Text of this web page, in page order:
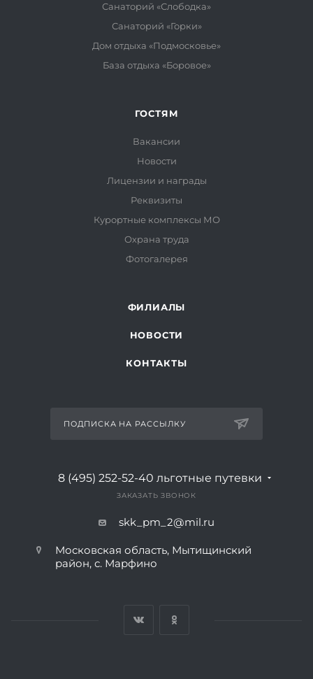
Санаторий «Слободка»
Санаторий «Горки»
Дом отдыха «Подмосковье»
База отдыха «Боровое»
ГОСТЯМ
Вакансии
Новости
Лицензии и награды
Реквизиты
Курортные комплексы МО
Охрана труда
Фотогалерея
ФИЛИАЛЫ
НОВОСТИ
КОНТАКТЫ
ПОДПИСКА НА РАССЫЛКУ
8 (495) 252-52-40 льготные путевки
ЗАКАЗАТЬ ЗВОНОК
skk_pm_2@mil.ru
Московская область, Мытищинский
район, с. Марфино